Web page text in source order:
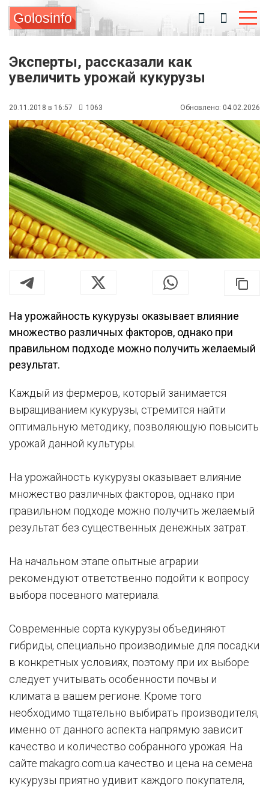
Golosinfo
Эксперты, рассказали как
увеличить урожай кукурузы
20.11.2018 в 16:57 1063 Обновлено: 04.02.2026
На урожайность кукурузы оказывает влияние
множество различных факторов, однако при
правильном подходе можно получить желаемый
результат.
Каждый из фермеров, который занимается
выращиванием кукурузы, стремится найти
оптимальную методику, позволяющую повысить
урожай данной культуры.
На урожайность кукурузы оказывает влияние
множество различных факторов, однако при
правильном подходе можно получить желаемый
результат без существенных денежных затрат.
На начальном этапе опытные аграрии
рекомендуют ответственно подойти к вопросу
выбора посевного материала.
Современные сорта кукурузы объединяют
гибриды, специально производимые для посадки
в конкретных условиях, поэтому при их выборе
следует учитывать особенности почвы и
климата в вашем регионе. Кроме того
необходимо тщательно выбирать производителя,
именно от данного аспекта напрямую зависит
качество и количество собранного урожая. На
сайте makagro.com.ua качество и цена на семена
кукурузы приятно удивит каждого покупателя,